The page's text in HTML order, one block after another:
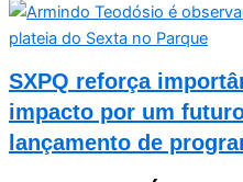
SXPQ reforça
impacto por um
lançamento de